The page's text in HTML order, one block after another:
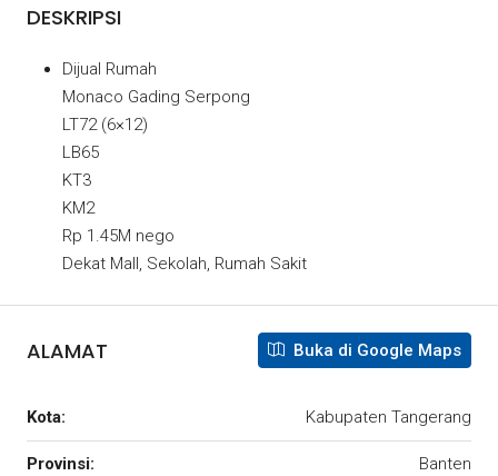
DESKRIPSI
Dijual Rumah
Monaco Gading Serpong
LT72 (6×12)
LB65
KT3
KM2
Rp 1.45M nego
Dekat Mall, Sekolah, Rumah Sakit
ALAMAT Buka di Google Maps
Kota: Kabupaten Tangerang
Provinsi: Banten